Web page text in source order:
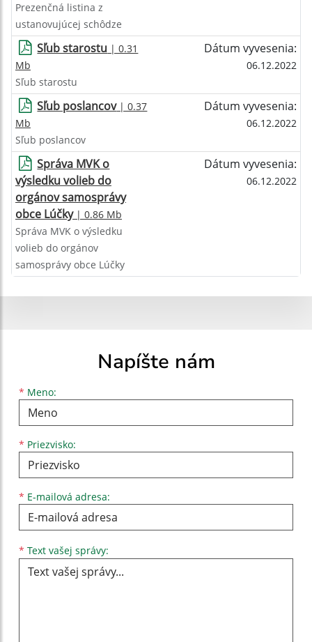
Prezenčná listina z
ustanovujúcej schôdze
Sľub starostu | 0.31
Mb
Dátum vyvesenia:
06.12.2022
Sľub starostu
Sľub poslancov| 0.37
Mb
Dátum vyvesenia:
06.12.2022
Sľub poslancov
Správa MVK o
výsledku volieb do
orgánov samosprávy
obce Lúčky| 0.86 Mb
Dátum vyvesenia:
06.12.2022
Správa MVK o výsledku
volieb do orgánov
samosprávy obce Lúčky
Napíšte nám
* Meno:
Meno
* Priezvisko:
Priezvisko
* E-mailová adresa:
E-mailová adresa
* Text vašej správy: